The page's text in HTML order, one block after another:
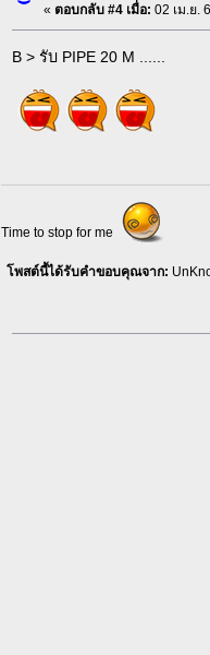
« ตอบกลับ #4 เมื่อ: 02 เม.ย.
B > รับ PIPE 20 M ......
Time to stop for me
โพสต์นี้ได้รับคำขอบคุณจาก: